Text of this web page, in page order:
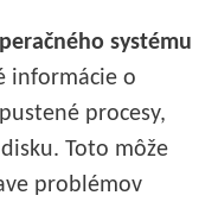
systému
informácie o
procesy,
Toto môže
problémov